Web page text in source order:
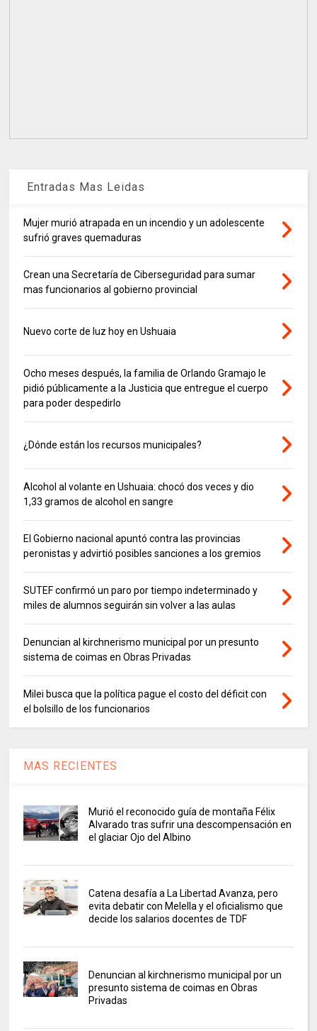
Entradas Mas Leidas
Mujer murió atrapada en un incendio y un adolescente
sufrió graves quemaduras
Crean una Secretaría de Ciberseguridad para sumar
mas funcionarios al gobierno provincial
Nuevo corte de luz hoy en Ushuaia
Ocho meses después, la familia de Orlando Gramajo le
pidió públicamente a la Justicia que entregue el cuerpo
para poder despedirlo
¿Dónde están los recursos municipales?
Alcohol al volante en Ushuaia: chocó dos veces y dio
1,33 gramos de alcohol en sangre
El Gobierno nacional apuntó contra las provincias
peronistas y advirtió posibles sanciones a los gremios
SUTEF confirmó un paro por tiempo indeterminado y
miles de alumnos seguirán sin volver a las aulas
Denuncian al kirchnerismo municipal por un presunto
sistema de coimas en Obras Privadas
Milei busca que la política pague el costo del déficit con
el bolsillo de los funcionarios
MAS RECIENTES
Murió el reconocido guía de montaña Félix
Alvarado tras sufrir una descompensación en
el glaciar Ojo del Albino
Catena desafía a La Libertad Avanza, pero
evita debatir con Melella y el oficialismo que
decide los salarios docentes de TDF
Denuncian al kirchnerismo municipal por un
presunto sistema de coimas en Obras
Privadas